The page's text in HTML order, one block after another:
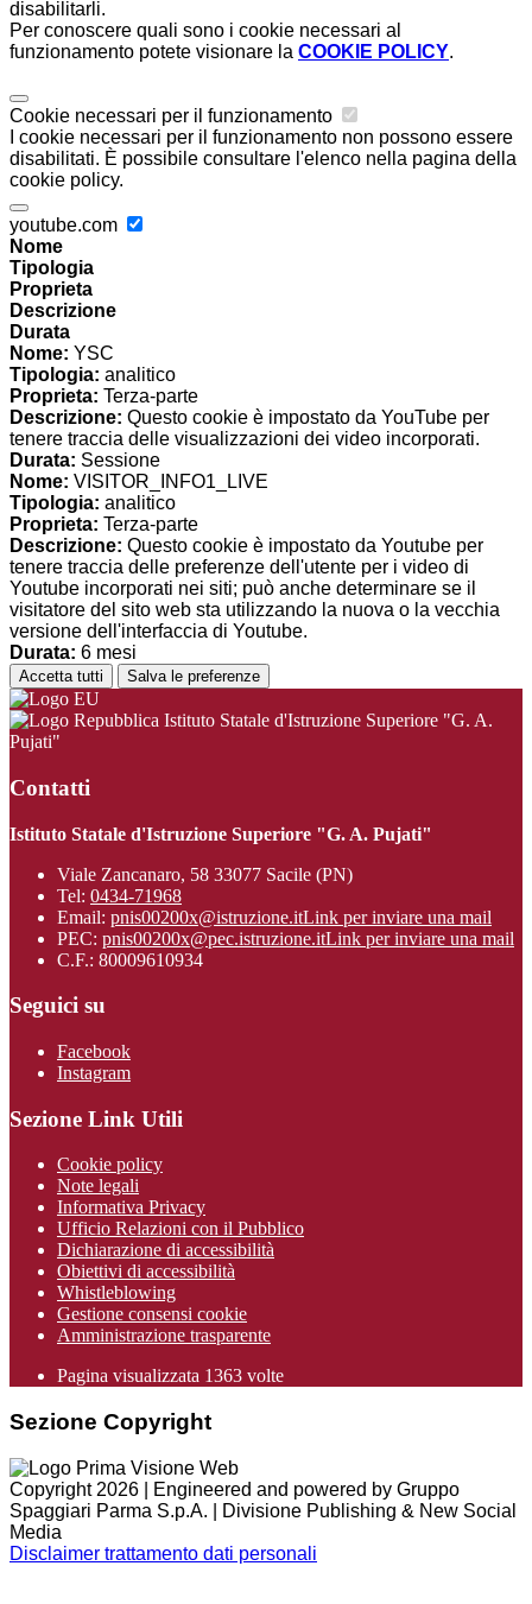
disabilitarli.
Per conoscere quali sono i cookie necessari al
funzionamento potete visionare la COOKIE POLICY.
Cookie necessari per il funzionamento
I cookie necessari per il funzionamento non possono essere
disabilitati. È possibile consultare l'elenco nella pagina della
cookie policy.
youtube.com
Nome
Tipologia
Proprieta
Descrizione
Durata
Nome: YSC
Tipologia: analitico
Proprieta: Terza-parte
Descrizione: Questo cookie è impostato da YouTube per
tenere traccia delle visualizzazioni dei video incorporati.
Durata: Sessione
Nome: VISITOR_INFO1_LIVE
Tipologia: analitico
Proprieta: Terza-parte
Descrizione: Questo cookie è impostato da Youtube per
tenere traccia delle preferenze dell'utente per i video di
Youtube incorporati nei siti; può anche determinare se il
visitatore del sito web sta utilizzando la nuova o la vecchia
versione dell'interfaccia di Youtube.
Durata: 6 mesi
Accetta tutti Salva le preferenze
Istituto Statale d'Istruzione Superiore "G. A.
Pujati"
Contatti
Istituto Statale d'Istruzione Superiore "G. A. Pujati"
Viale Zancanaro, 58 33077 Sacile (PN)
Tel: 0434-71968
Email: pnis00200x@istruzione.itLink per inviare una mail
PEC: pnis00200x@pec.istruzione.itLink per inviare una mail
C.F.: 80009610934
Seguici su
Facebook
Instagram
Sezione Link Utili
Cookie policy
Note legali
Informativa Privacy
Ufficio Relazioni con il Pubblico
Dichiarazione di accessibilità
Obiettivi di accessibilità
Whistleblowing
Gestione consensi cookie
Amministrazione trasparente
Pagina visualizzata 1363 volte
Sezione Copyright
Copyright 2026 | Engineered and powered by Gruppo
Spaggiari Parma S.p.A. | Divisione Publishing & New Social
Media
Disclaimer trattamento dati personali